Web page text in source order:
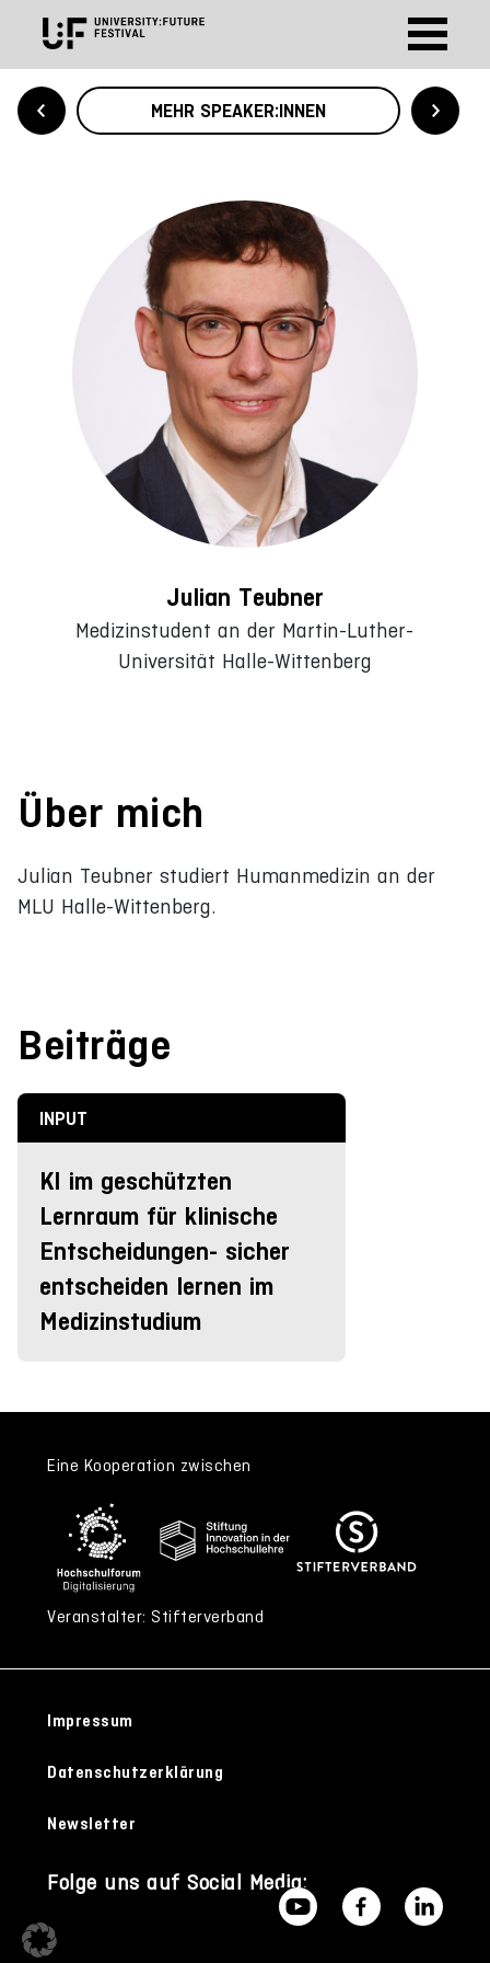
MEHR SPEAKER:INNEN
Julian Teubner
Medizinstudent an der Martin-Luther-
Universität Halle-Wittenberg
Über mich
Julian Teubner studiert Humanmedizin an der
MLU Halle-Wittenberg.
Beiträge
INPUT
KI im geschützten
Lernraum für klinische
Entscheidungen- sicher
entscheiden lernen im
Medizinstudium
Eine Kooperation zwischen
Veranstalter: Stifterverband
Impressum
Datenschutzerklärung
Newsletter
Folge uns auf Social Media: